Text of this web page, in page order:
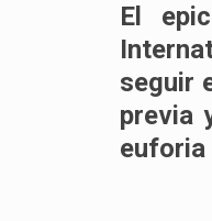
El
seguir
previa
euforia